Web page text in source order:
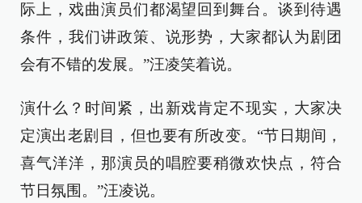
际上，戏曲演员们都渴望回到舞台。谈到待遇
条件，我们讲政策、说形势，大家都认为剧团
会有不错的发展。”汪凌笑着说。
演什么？时间紧，出新戏肯定不现实，大家决
定演出老剧目，但也要有所改变。“节日期间，
喜气洋洋，那演员的唱腔要稍微欢快点，符合
节日氛围。”汪凌说。